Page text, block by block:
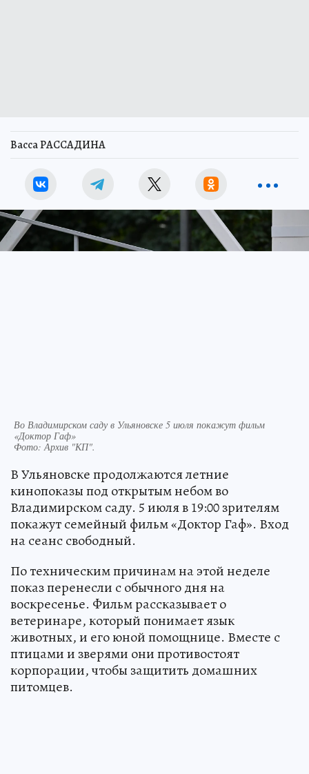
Васса РАССАДИНА
Во Владимирском саду в Ульяновске 5 июля покажут фильм
«Доктор Гаф»
Фото:Архив "КП".
В Ульяновске продолжаются летние
кинопоказы под открытым небом во
Владимирском саду. 5 июля в 19:00 зрителям
покажут семейный фильм «Доктор Гаф». Вход
на сеанс свободный.
По техническим причинам на этой неделе
показ перенесли с обычного дня на
воскресенье. Фильм рассказывает о
ветеринаре, который понимает язык
животных, и его юной помощнице. Вместе с
птицами и зверями они противостоят
корпорации, чтобы защитить домашних
питомцев.